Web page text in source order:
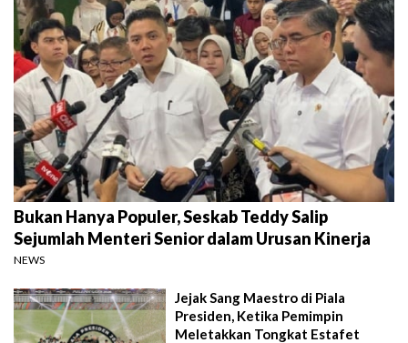
Bukan Hanya Populer, Seskab Teddy Salip
Sejumlah Menteri Senior dalam Urusan Kinerja
NEWS
Jejak Sang Maestro di Piala
Presiden, Ketika Pemimpin
Meletakkan Tongkat Estafet